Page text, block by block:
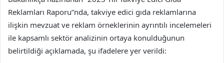
Reklamları Raporu”nda, takviye edici gıda reklamlarına
ilişkin mevzuat ve reklam örneklerinin ayrıntılı incelemeleri
ile kapsamlı sektör analizinin ortaya konulduğunun
belirtildiği açıklamada, şu ifadelere yer verildi: